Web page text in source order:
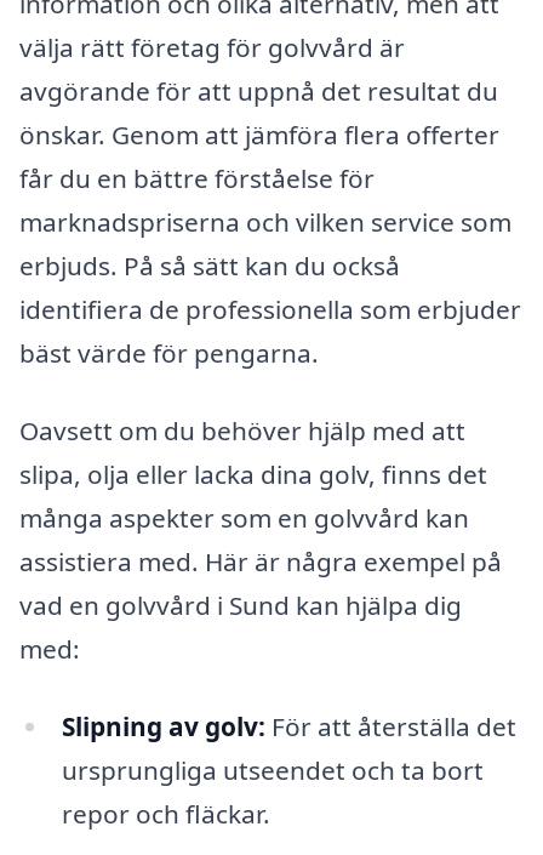
välja rätt företag för golvvård är
avgörande för att uppnå det resultat du
önskar. Genom att jämföra flera offerter
får du en bättre förståelse för
marknadspriserna och vilken service som
erbjuds. På så sätt kan du också
identifiera de professionella som erbjuder
bäst värde för pengarna.
Oavsett om du behöver hjälp med att
slipa, olja eller lacka dina golv, finns det
många aspekter som en golvvård kan
assistiera med. Här är några exempel på
vad en golvvård i Sund kan hjälpa dig
med:
Slipning av golv: För att återställa det
ursprungliga utseendet och ta bort
repor och fläckar.